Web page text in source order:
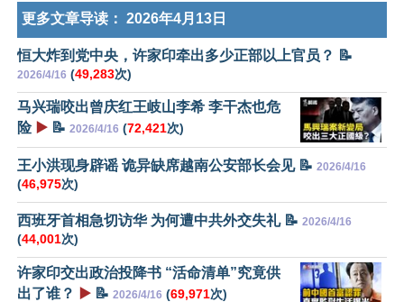
更多文章导读： 2026年4月13日
恒大炸到党中央，许家印牵出多少正部以上官员？ 📝
2026/4/16 (49,283次)
马兴瑞咬出曾庆红王岐山李希 李干杰也危
险 ▶️ 📝 2026/4/16 (72,421次)
王小洪现身辟谣 诡异缺席越南公安部长会见 📝 2026/4/16
(46,975次)
西班牙首相急切访华 为何遭中共外交失礼 📝 2026/4/16
(44,001次)
许家印交出政治投降书 “活命清单”究竟供
出了谁？
▶️ 📝 2026/4/16 (69,971次)